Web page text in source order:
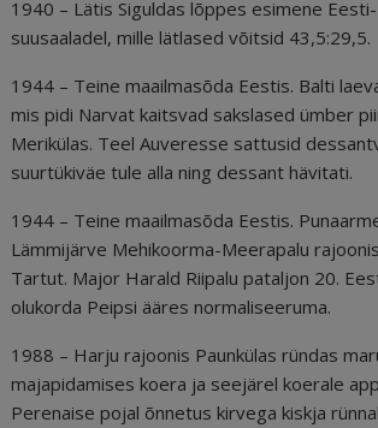
1940 – Lätis Siguldas lõppes esimene
suusaaladel, mille lätlased võitsid 43,5:29,5.
1944 – Teine maailmasõda Eestis. Balti
mis pidi Narvat kaitsvad sakslased ümber
Merikülas. Teel Auveresse sattusid
suurtükiväe tule alla ning dessant hävitati.
1944 – Teine maailmasõda Eestis.
Lämmijärve Mehikoorma-Meerapalu
Tartut. Major Harald Riipalu pataljon 20.
olukorda Peipsi ääres normaliseeruma.
1988 – Harju rajoonis Paunkülas ründas
majapidamises koera ja seejärel koerale
Perenaise pojal õnnetus kirvega kiskja